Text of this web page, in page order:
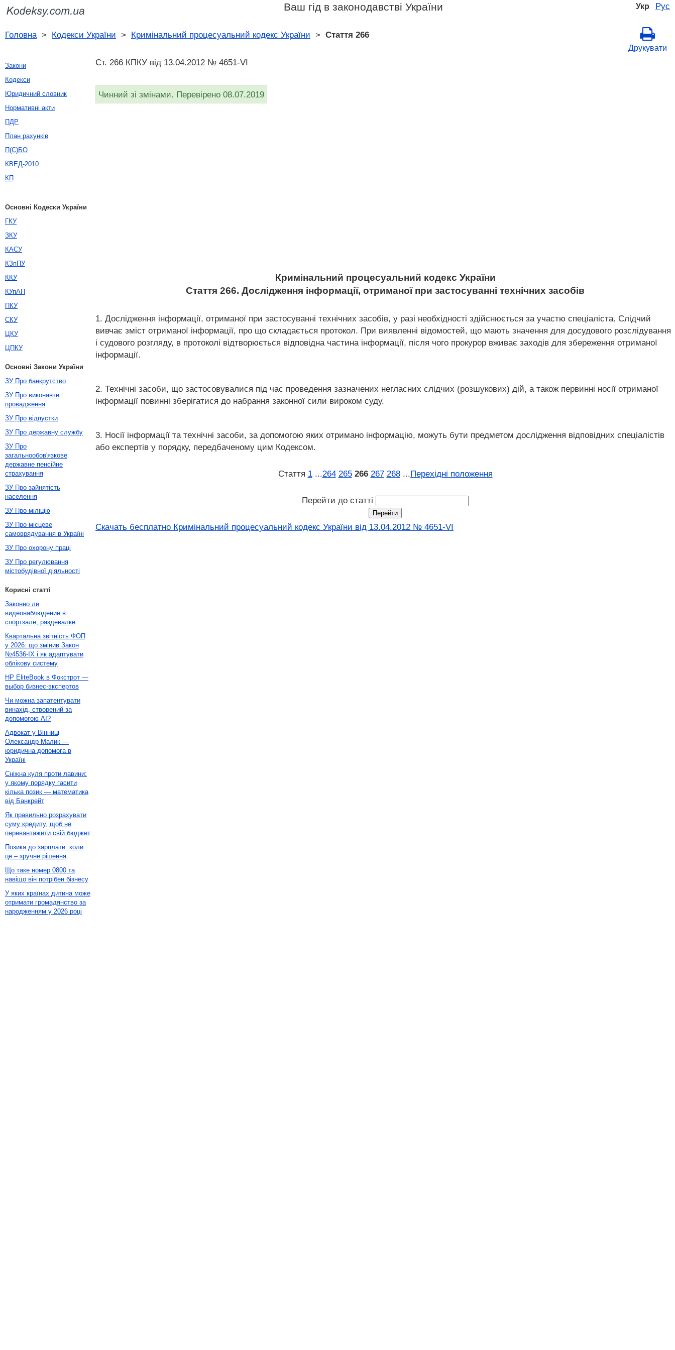
Укр Рус
Ваш гід в законодавстві України
Головна> Кодекси України > Кримінальний процесуальний кодекс України > Стаття 266
Друкувати
Ст. 266 КПКУ від 13.04.2012 № 4651-VI
Чинний зі змінами. Перевірено 08.07.2019
Кримінальний процесуальний кодекс України
Стаття 266. Дослідження інформації, отриманої при застосуванні технічних засобів
1. Дослідження інформації, отриманої при застосуванні технічних засобів, у разі необхідності здійснюється за участю спеціаліста. Слідчий
вивчає зміст отриманої інформації, про що складається протокол. При виявленні відомостей, що мають значення для досудового розслідування
і судового розгляду, в протоколі відтворюється відповідна частина інформації, після чого прокурор вживає заходів для збереження отриманої
інформації.
2. Технічні засоби, що застосовувалися під час проведення зазначених негласних слідчих (розшукових) дій, а також первинні носії отриманої
інформації повинні зберігатися до набрання законної сили вироком суду.
3. Носії інформації та технічні засоби, за допомогою яких отримано інформацію, можуть бути предметом дослідження відповідних спеціалістів
або експертів у порядку, передбаченому цим Кодексом.
Стаття 1 ...264 265 266 267 268 ...Перехідні положення
Перейти до статті
Скачать бесплатно Кримінальний процесуальний кодекс України від 13.04.2012 № 4651-VI
Закони
Кодекси
Юридичний словник
Нормативні акти
ПДР
План рахунків
П(С)БО
КВЕД-2010
КП
Основні Кодески України
ГКУ
ЗКУ
КАСУ
КЗпПУ
ККУ
КУпАП
ПКУ
СКУ
ЦКУ
ЦПКУ
Основні Закони України
ЗУ Про банкрутство
ЗУ Про виконавче
провадження
ЗУ Про відпустки
ЗУ Про державну службу
ЗУ Про
загальнообов'язкове
державне пенсійне
страхування
ЗУ Про зайнятість
населення
ЗУ Про міліцію
ЗУ Про місцеве
самоврядування в Україні
ЗУ Про охорону праці
ЗУ Про регулювання
містобудівної діяльності
Корисні статті
Законно ли
видеонаблюдение в
спортзале, раздевалке
Квартальна звітність ФОП
у 2026: що змінив Закон
№4536-IX і як адаптувати
облікову систему
HP EliteBook в Фокстрот —
выбор бизнес-экспертов
Чи можна запатентувати
винахід, створений за
допомогою AI?
Адвокат у Вінниці
Олександр Малик —
юридична допомога в
Україні
Сніжна куля проти лавини:
у якому порядку гасити
кілька позик — математика
від Банкрейт
Як правильно розрахувати
суму кредиту, щоб не
перевантажити свій бюджет
Позика до зарплати: коли
це – зручне рішення
Що таке номер 0800 та
навіщо він потрібен бізнесу
У яких країнах дитина може
отримати громадянство за
народженням у 2026 році